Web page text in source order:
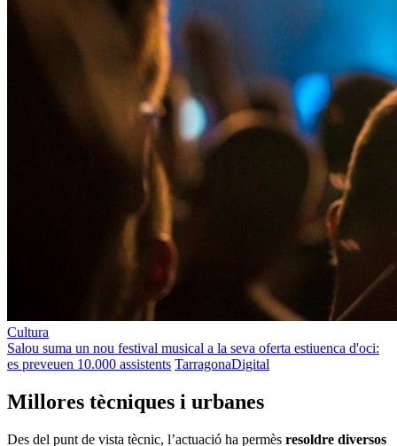
Cultura
Salou suma un nou festival musical a la seva oferta estiuenca d'oci:
es preveuen 10.000 assistents TarragonaDigital
Millores tècniques i urbanes
Des del punt de vista tècnic, l’actuació ha permès resoldre diversos